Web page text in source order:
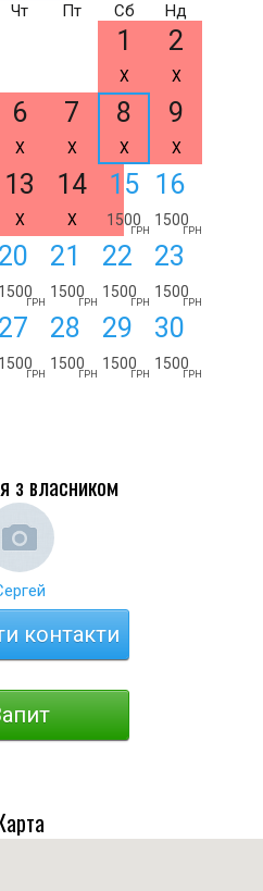
Чт Пт Сб Нд
1
X
2
X
6
X
7
X
8
X
9
X
13
X
14
X
15
1500
ГРН
16
1500
ГРН
20
1500
ГРН
21
1500
ГРН
22
1500
ГРН
23
1500
ГРН
27
1500
ГРН
28
1500
ГРН
29
1500
ГРН
30
1500
ГРН
з власником
контакти